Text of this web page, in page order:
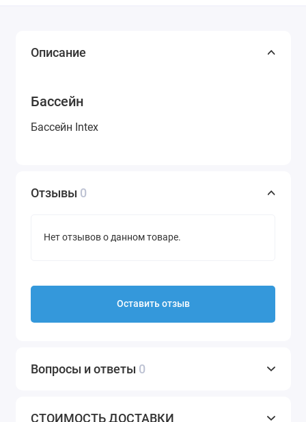
Описание
Бассейн
Бассейн Intex
Отзывы 0
Нет отзывов о данном товаре.
Оставить отзыв
Вопросы и ответы 0
СТОИМОСТЬ ДОСТАВКИ